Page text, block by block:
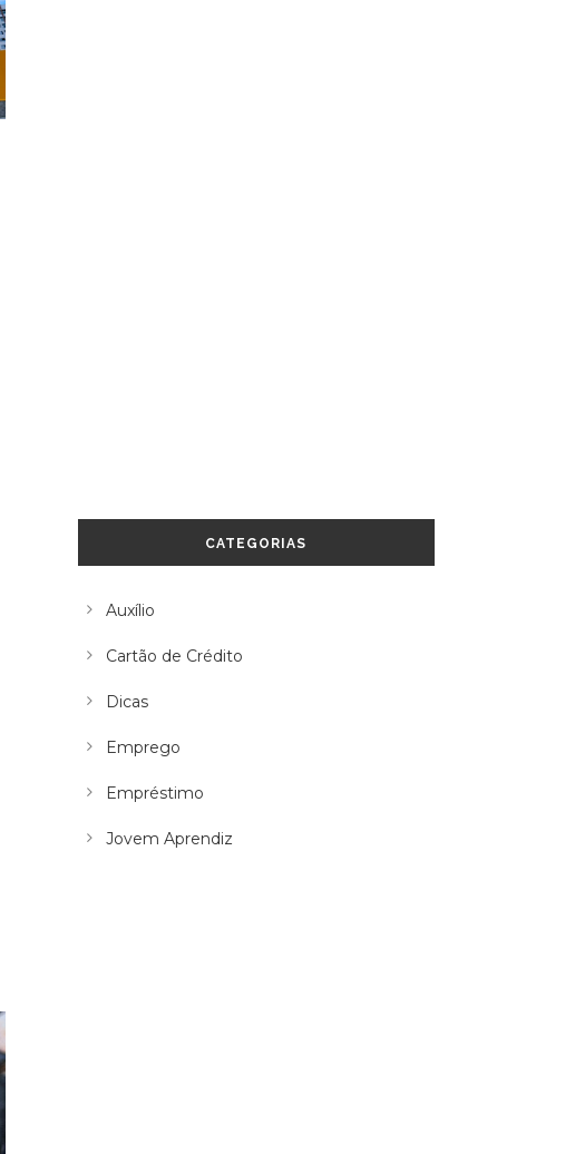
CATEGORIAS
Auxílio
Cartão de Crédito
Dicas
Emprego
Empréstimo
Jovem Aprendiz